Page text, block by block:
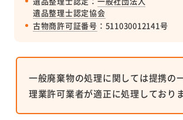
遺品整理士認定協会
古物商許可証番号 ：511030012141号
一般廃棄物の処理に関しては提携の
理業許可業者が適正に処理しておりま